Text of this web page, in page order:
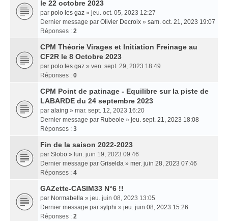
le 22 octobre 2023
par polo les gaz » jeu. oct. 05, 2023 12:27
Dernier message par Olivier Decroix » sam. oct. 21, 2023 19:07
Réponses : 2
CPM Théorie Virages et Initiation Freinage au
CF2R le 8 Octobre 2023
par polo les gaz » ven. sept. 29, 2023 18:49
Réponses : 0
CPM Point de patinage - Equilibre sur la piste de
LABARDE du 24 septembre 2023
par alaing » mar. sept. 12, 2023 16:20
Dernier message par Rubeole » jeu. sept. 21, 2023 18:08
Réponses : 3
Fin de la saison 2022-2023
par Slobo » lun. juin 19, 2023 09:46
Dernier message par Griselda » mer. juin 28, 2023 07:46
Réponses : 4
GAZette-CASIM33 N°6 !!
par Normabella » jeu. juin 08, 2023 13:05
Dernier message par sylphi » jeu. juin 08, 2023 15:26
Réponses : 2